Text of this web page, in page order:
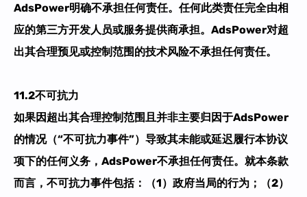
AdsPower明确不承担任何责任。任何此类责任完全由相
应的第三方开发人员或服务提供商承担。AdsPower对超
出其合理预见或控制范围的技术风险不承担任何责任。​​
11.2不可抗力​
如果因超出其合理控制范围且并非主要归因于AdsPower
的情况（“不可抗力事件”）导致其未能或延迟履行本协议
项下的任何义务，AdsPower不承担任何责任。就本条款
而言，不可抗力事件包括：
（1） 政府当局的行为； （2）